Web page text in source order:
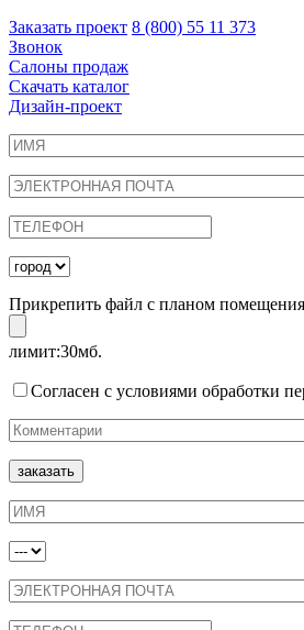
Заказать проект 8 (800) 55 11 373
Звонок
Салоны продаж
Скачать каталог
Дизайн-проект
Прикрепить файл с планом помещения
лимит:30мб.
Согласен с условиями обработки